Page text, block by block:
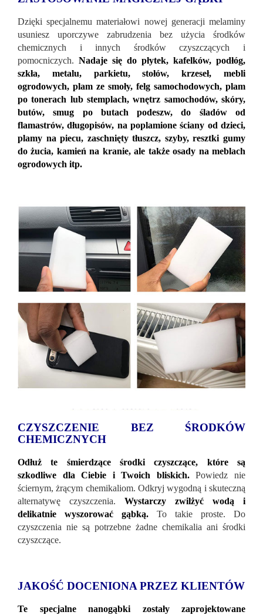
Dzięki specjalnemu materiałowi nowej generacji melaminy
usuniesz uporczywe zabrudzenia bez użycia środków
chemicznych i innych środków czyszczących i
pomocniczych. Nadaje się do płytek, kafelków, podłóg,
szkła, metalu, parkietu, stołów, krzeseł, mebli
ogrodowych, plam ze smoły, felg samochodowych, plam
po tonerach lub stemplach, wnętrz samochodów, skóry,
butów, smug po butach podeszw, do śladów od
flamastrów, długopisów, na poplamione ściany od dzieci,
plamy na piecu, zaschnięty tłuszcz, szyby, resztki gumy
do żucia, kamień na kranie, ale także osady na meblach
ogrodowych itp.
CZYSZCZENIE BEZ ŚRODKÓW
CHEMICZNYCH
Odłuż te śmierdzące środki czyszczące, które są
szkodliwe dla Ciebie i Twoich bliskich.Powiedz nie
ściernym, żrącym chemikaliom. Odkryj wygodną i skuteczną
alternatywę czyszczenia. Wystarczy zwilżyć wodą i
delikatnie wyszorować gąbką. To takie proste. Do
czyszczenia nie są potrzebne żadne chemikalia ani środki
czyszczące.
JAKOŚĆ DOCENIONA PRZEZ KLIENTÓW
Te specjalne nanogąbki zostały zaprojektowane